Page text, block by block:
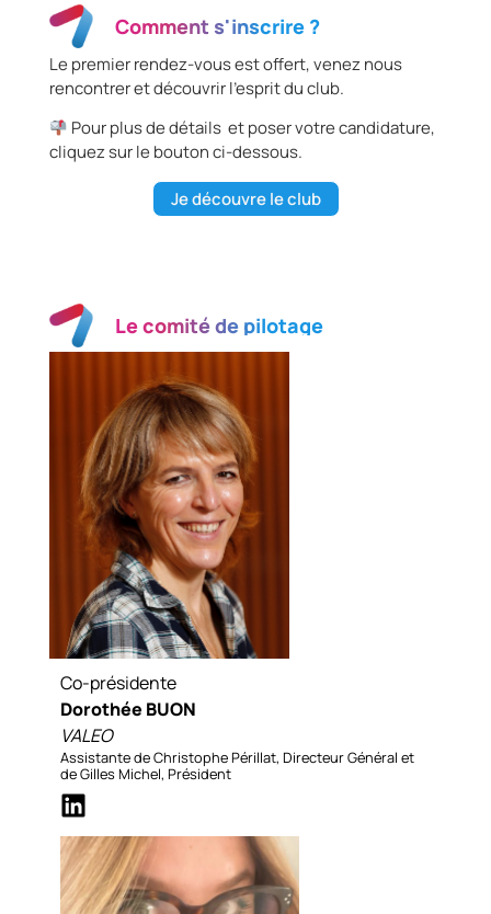
Comment s'inscrire ?
Le premier rendez-vous est offert, venez nous
rencontrer et découvrir l’esprit du club.
Pour plus de détails et poser votre candidature,
cliquez sur le bouton ci-dessous.
Je découvre le club
Le comité de pilotage
Co-présidente
Dorothée BUON
VALEO
Assistante de Christophe Périllat, Directeur Général et
de Gilles Michel, Président